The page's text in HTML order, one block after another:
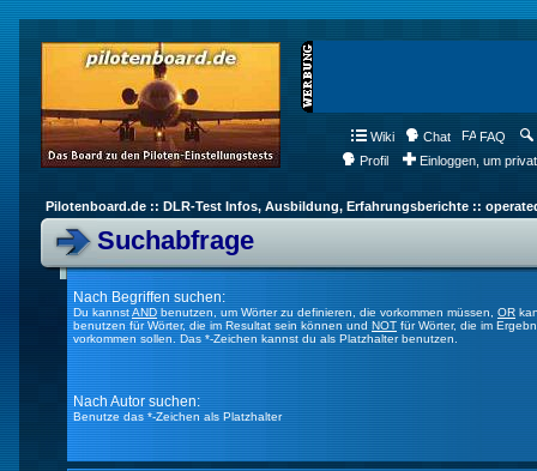
Wiki Chat FAQ
Profil
Einloggen, um
Pilotenboard.de :: DLR-Test Infos, Ausbildung, Erfahrungsberichte ::
Suchabfrage
Nach Begriffen suchen:
Du kannstAND benutzen, um Wörter zu definieren, die vorkommen müssen, OR
benutzen für Wörter, die im Resultat sein können und NOT für Wörter, die im
vorkommen sollen. Das *-Zeichen kannst du als Platzhalter benutzen.
Nach Autor suchen:
Benutze das *-Zeichen als Platzhalter